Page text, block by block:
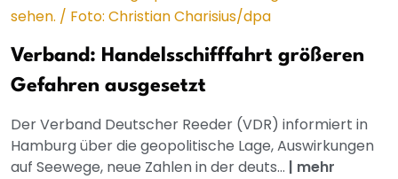
Verband: Handelsschifffahrt größeren
Gefahren ausgesetzt
Der Verband Deutscher Reeder (VDR) informiert in
Hamburg über die geopolitische Lage, Auswirkungen
auf Seewege, neue Zahlen in der deuts... | mehr